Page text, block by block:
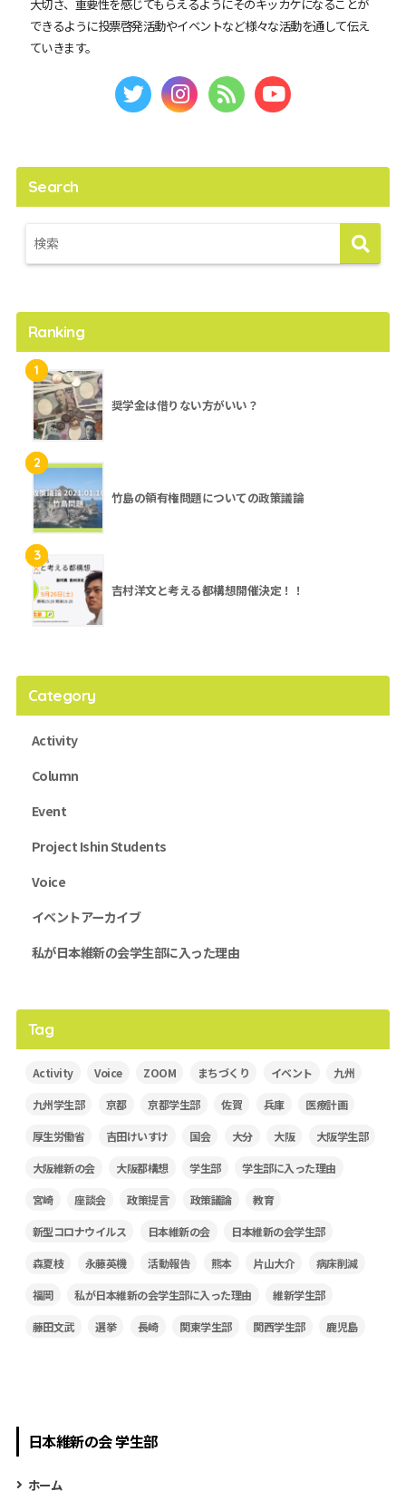
できるように投票啓発活動やイベントなど様々な活動を通して伝え
ていきます。
Search
Ranking
1
奨学金は借りない方がいい？
2
竹島の領有権問題についての政策議論
3
吉村洋文と考える都構想開催決定！！
Category
Activity
Column
Event
Project Ishin Students
Voice
イベントアーカイブ
私が日本維新の会学生部に入った理由
Tag
Activity Voice ZOOM まちづくり イベント 九州
九州学生部 京都 京都学生部 佐賀 兵庫 医療計画
厚生労働省 吉田けいすけ 国会 大分 大阪 大阪学生部
大阪維新の会 大阪都構想 学生部 学生部に入った理由
宮崎 座談会 政策提言 政策議論 教育
新型コロナウイルス 日本維新の会 日本維新の会学生部
森夏枝 永藤英機 活動報告 熊本 片山大介 病床削減
福岡 私が日本維新の会学生部に入った理由 維新学生部
藤田文武 選挙 長崎 関東学生部 関西学生部 鹿児島
日本維新の会 学生部
ホーム